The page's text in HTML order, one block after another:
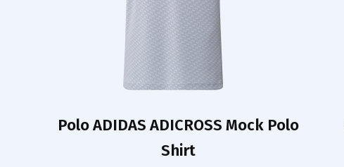
Polo ADIDAS ADICROSS Mock Polo
Shirt